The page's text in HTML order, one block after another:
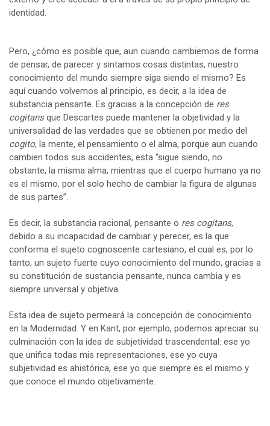
identidad.
Pero, ¿cómo es posible que, aun cuando cambiemos de forma
de pensar, de parecer y sintamos cosas distintas, nuestro
conocimiento del mundo siempre siga siendo el mismo? Es
aquí cuando volvemos al principio, es decir, a la idea de
substancia pensante. Es gracias a la concepción de res
cogitansque Descartes puede mantener la objetividad y la
universalidad de las verdades que se obtienen por medio del
cogito, la mente, el pensamiento o el alma, porque aun cuando
cambien todos sus accidentes, esta “sigue siendo, no
obstante, la misma alma, mientras que el cuerpo humano ya no
es el mismo, por el solo hecho de cambiar la figura de algunas
de sus partes”.
Es decir, la substancia racional, pensante o res cogitans,
debido a su incapacidad de cambiar y perecer, es la que
conforma el sujeto cognoscente cartesiano, el cual es, por lo
tanto, un sujeto fuerte cuyo conocimiento del mundo, gracias a
su constitución de sustancia pensante, nunca cambia y es
siempre universal y objetiva.
Esta idea de sujeto permeará la concepción de conocimiento
en la Modernidad. Y en Kant, por ejemplo, podemos apreciar su
culminación con la idea de subjetividad trascendental: ese yo
que unifica todas mis representaciones, ese yo cuya
subjetividad es ahistórica, ese yo que siempre es el mismo y
que conoce el mundo objetivamente.